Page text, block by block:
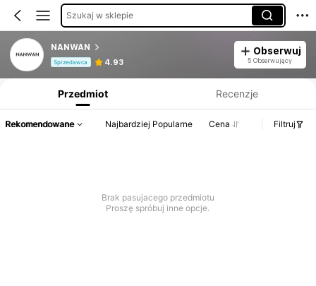
Szukaj w sklepie
NANWAN
Sprzedawca 4.93
Obserwuj
5 Obserwujący
Przedmiot Recenzje
Rekomendowane Najbardziej Popularne Cena Filtruj
Brak pasujacego przedmiotu
Proszę spróbuj inne opcje.